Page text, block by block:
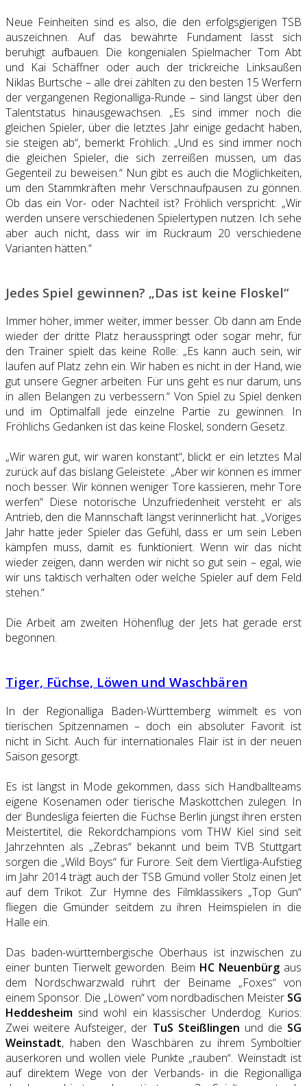
Neue Feinheiten sind es also, die den erfolgsgierigen TSB
auszeichnen. Auf das bewährte Fundament lässt sich
beruhigt aufbauen. Die kongenialen Spielmacher Tom Abt
und Kai Schäffner oder auch der trickreiche Linksaußen
Niklas Burtsche – alle drei zählten zu den besten 15 Werfern
der vergangenen Regionalliga-Runde – sind längst über den
Talentstatus hinausgewachsen. „Es sind immer noch die
gleichen Spieler, über die letztes Jahr einige gedacht haben,
sie steigen ab“, bemerkt Fröhlich: „Und es sind immer noch
die gleichen Spieler, die sich zerreißen müssen, um das
Gegenteil zu beweisen.“ Nun gibt es auch die Möglichkeiten,
um den Stammkräften mehr Verschnaufpausen zu gönnen.
Ob das ein Vor- oder Nachteil ist? Fröhlich verspricht: „Wir
werden unsere verschiedenen Spielertypen nutzen. Ich sehe
aber auch nicht, dass wir im Rückraum 20 verschiedene
Varianten hätten.“
Jedes Spiel gewinnen? „Das ist keine Floskel“
Immer höher, immer weiter, immer besser. Ob dann am Ende
wieder der dritte Platz herausspringt oder sogar mehr, für
den Trainer spielt das keine Rolle: „Es kann auch sein, wir
laufen auf Platz zehn ein. Wir haben es nicht in der Hand, wie
gut unsere Gegner arbeiten. Für uns geht es nur darum, uns
in allen Belangen zu verbessern.“ Von Spiel zu Spiel denken
und im Optimalfall jede einzelne Partie zu gewinnen. In
Fröhlichs Gedanken ist das keine Floskel, sondern Gesetz.
„Wir waren gut, wir waren konstant“, blickt er ein letztes Mal
zurück auf das bislang Geleistete: „Aber wir können es immer
noch besser. Wir können weniger Tore kassieren, mehr Tore
werfen“ Diese notorische Unzufriedenheit versteht er als
Antrieb, den die Mannschaft längst verinnerlicht hat. „Voriges
Jahr hatte jeder Spieler das Gefühl, dass er um sein Leben
kämpfen muss, damit es funktioniert. Wenn wir das nicht
wieder zeigen, dann werden wir nicht so gut sein – egal, wie
wir uns taktisch verhalten oder welche Spieler auf dem Feld
stehen.“
Die Arbeit am zweiten Höhenflug der Jets hat gerade erst
begonnen.
Tiger, Füchse, Löwen und Waschbären
In der Regionalliga Baden-Württemberg wimmelt es von
tierischen Spitzennamen – doch ein absoluter Favorit ist
nicht in Sicht. Auch für internationales Flair ist in der neuen
Saison gesorgt.
Es ist längst in Mode gekommen, dass sich Handballteams
eigene Kosenamen oder tierische Maskottchen zulegen. In
der Bundesliga feierten die Füchse Berlin jüngst ihren ersten
Meistertitel, die Rekordchampions vom THW Kiel sind seit
Jahrzehnten als „Zebras“ bekannt und beim TVB Stuttgart
sorgen die „Wild Boys“ für Furore. Seit dem Viertliga-Aufstieg
im Jahr 2014 trägt auch der TSB Gmünd voller Stolz einen Jet
auf dem Trikot. Zur Hymne des Filmklassikers „Top Gun“
fliegen die Gmünder seitdem zu ihren Heimspielen in die
Halle ein.
Das baden-württembergische Oberhaus ist inzwischen zu
einer bunten Tierwelt geworden. Beim HC Neuenbürg aus
dem Nordschwarzwald rührt der Beiname „Foxes“ von
einem Sponsor. Die „Löwen“ vom nordbadischen Meister SG
Heddesheim sind wohl ein klassischer Underdog. Kurios:
Zwei weitere Aufsteiger, der TuS Steißlingen und die SG
Weinstadt, haben den Waschbären zu ihrem Symboltier
auserkoren und wollen viele Punkte „rauben“. Weinstadt ist
auf direktem Wege von der Verbands- in die Regionalliga